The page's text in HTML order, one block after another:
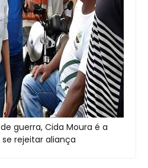
guerra, Cida Moura é a
rejeitar aliança